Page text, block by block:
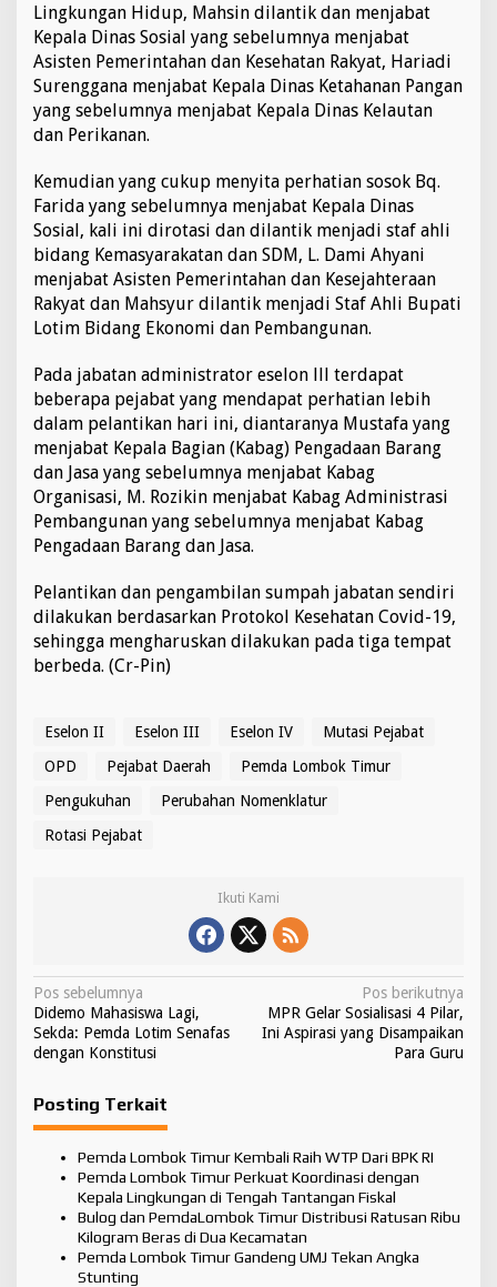
Lingkungan Hidup, Mahsin dilantik dan menjabat
Kepala Dinas Sosial yang sebelumnya menjabat
Asisten Pemerintahan dan Kesehatan Rakyat, Hariadi
Surenggana menjabat Kepala Dinas Ketahanan Pangan
yang sebelumnya menjabat Kepala Dinas Kelautan
dan Perikanan.
Kemudian yang cukup menyita perhatian sosok Bq.
Farida yang sebelumnya menjabat Kepala Dinas
Sosial, kali ini dirotasi dan dilantik menjadi staf ahli
bidang Kemasyarakatan dan SDM, L. Dami Ahyani
menjabat Asisten Pemerintahan dan Kesejahteraan
Rakyat dan Mahsyur dilantik menjadi Staf Ahli Bupati
Lotim Bidang Ekonomi dan Pembangunan.
Pada jabatan administrator eselon lll terdapat
beberapa pejabat yang mendapat perhatian lebih
dalam pelantikan hari ini, diantaranya Mustafa yang
menjabat Kepala Bagian (Kabag) Pengadaan Barang
dan Jasa yang sebelumnya menjabat Kabag
Organisasi, M. Rozikin menjabat Kabag Administrasi
Pembangunan yang sebelumnya menjabat Kabag
Pengadaan Barang dan Jasa.
Pelantikan dan pengambilan sumpah jabatan sendiri
dilakukan berdasarkan Protokol Kesehatan Covid-19,
sehingga mengharuskan dilakukan pada tiga tempat
berbeda. (Cr-Pin)
Eselon II Eselon III Eselon IV
Mutasi Pejabat
OPD
Pejabat Daerah
Pemda Lombok Timur
Pengukuhan
Perubahan Nomenklatur
Rotasi Pejabat
Ikuti Kami
N
a
v
i
g
Pos sebelumnya
Didemo Mahasiswa Lagi,
Sekda: Pemda Lotim Senafas
dengan Konstitusi
Pos berikutnya
MPR Gelar Sosialisasi 4 Pilar,
Ini Aspirasi yang Disampaikan
Para Guru
Posting Terkait
Pemda Lombok Timur Kembali Raih WTP Dari BPK RI
Pemda Lombok Timur Perkuat Koordinasi dengan
Kepala Lingkungan di Tengah Tantangan Fiskal
Bulog dan PemdaLombok Timur Distribusi Ratusan Ribu
Kilogram Beras di Dua Kecamatan
Pemda Lombok Timur Gandeng UMJ Tekan Angka
Stunting